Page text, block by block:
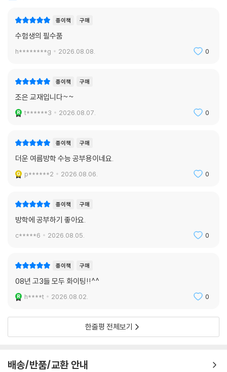
종이책 구매
수험생의 필수품
h********g 2026.08.08. 0
종이책 구매
조은 교재입니다~~
t******3 2026.08.07. 0
종이책 구매
더운 여름방학 수능 공부용이네요.
p******2 2026.08.06. 0
종이책 구매
방학에 공부하기 좋아요.
c*****6 2026.08.05. 0
종이책 구매
08년 고3들 모두 화이팅!!^^
h****t 2026.08.02. 0
한줄평 전체보기
배송/반품/교환 안내